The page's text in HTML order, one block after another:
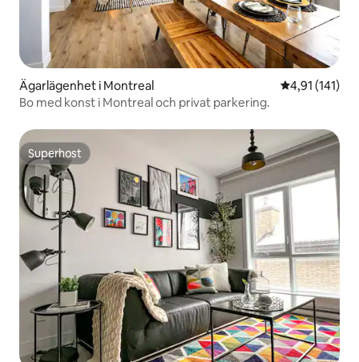
Ägarlägenhet i Montreal 4,91 av 5 i
4,91 (141)
Bo med konst i Montreal och privat parkering.
Superhost
Superhost